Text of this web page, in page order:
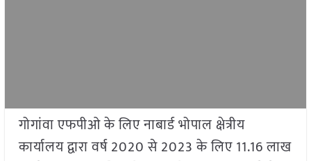
गोगांवा एफपीओ के लिए नाबार्ड भोपाल क्षेत्रीय
कार्यालय द्वारा वर्ष 2020 से 2023 के लिए 11.16 लाख